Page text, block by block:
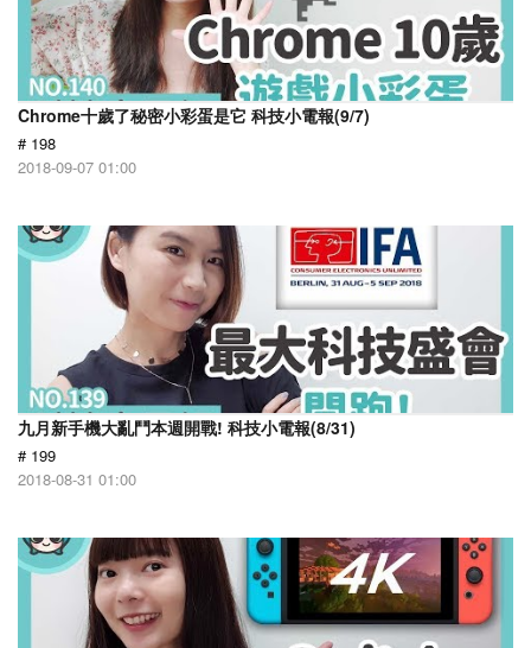
Chrome十歲了秘密小彩蛋是它 科技小電報(9/7)
# 198
2018-09-07 01:00
九月新手機大亂鬥本週開戰! 科技小電報(8/31)
# 199
2018-08-31 01:00